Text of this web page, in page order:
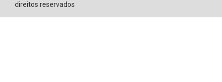
direitos reservados